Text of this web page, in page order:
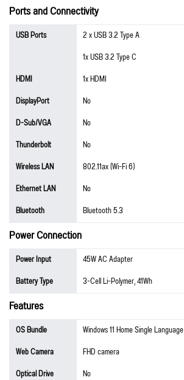
Ports and Connectivity
USB Ports
2 x USB 3.2 Type A
1x USB 3.2 Type C
HDMI
1x HDMI
DisplayPort
No
D-Sub/VGA
No
Thunderbolt
No
Wireless LAN
802.11ax (Wi-Fi 6)
Ethernet LAN
No
Bluetooth
Bluetooth 5.3
Power Connection
Power Input
45W AC Adapter
Battery Type
3-Cell Li-Polymer, 41Wh
Features
OS Bundle
Windows 11 Home Single Language
Web Camera
FHD camera
Optical Drive
No